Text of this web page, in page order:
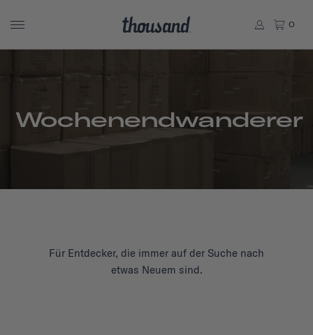
0
Wochenendwanderer
Für Entdecker, die immer auf der Suche nach
etwas Neuem sind.